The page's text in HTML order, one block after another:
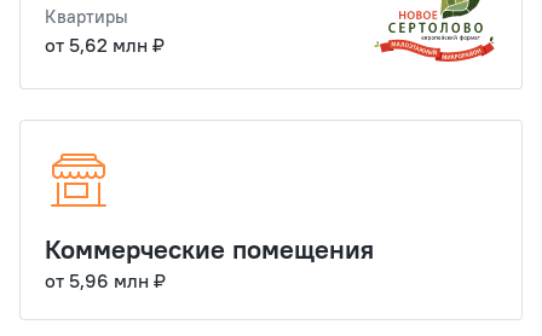
Квартиры
от 5,62 млн ₽
Коммерческие помещения
от 5,96 млн ₽